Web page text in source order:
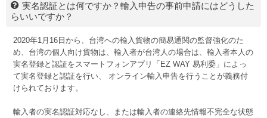
実名認証とは何ですか？輸入申告の事前申請にはどうした
らいいですか？
2020年1月16日から、台湾への輸入貨物の簡易通関の監督強化のた
め、台湾の個人向け貨物は、輸入者が台湾人の場合は、輸入者本人の
実名登録と認証をスマートフォンアプリ「EZ WAY 易利委」によっ
て実名登録と認証を行い、 オンライン輸入申告を行うことが義務付
けられております。
輸入者の実名認証対応なし、または輸入者の連絡先情報不完全な状態